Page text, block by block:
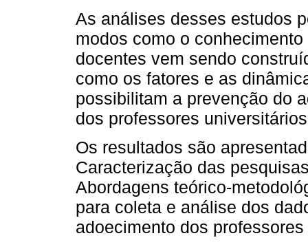
As análises desses estudos
modos como o
docentes vem sendo
como os fatores e as
possibilitam a prevenção do
dos professores
Os resultados são
Caracterização das
Abordagens teórico-
para coleta e análise dos
adoecimento dos